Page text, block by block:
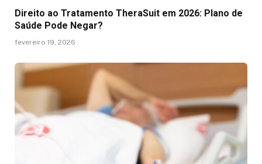
Direito ao Tratamento TheraSuit em 2026: Plano de
Saúde Pode Negar?
fevereiro 19, 2026